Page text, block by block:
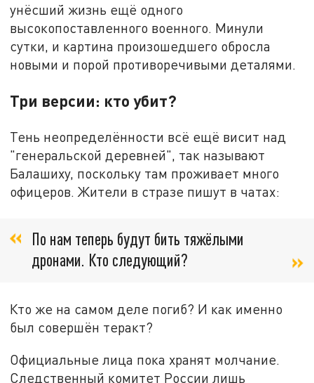
унёсший жизнь ещё одного
высокопоставленного военного. Минули
сутки, и картина произошедшего обросла
новыми и порой противоречивыми деталями.
Три версии: кто убит?
Тень неопределённости всё ещё висит над
"генеральской деревней", так называют
Балашиху, поскольку там проживает много
офицеров. Жители в стразе пишут в чатах:
По нам теперь будут бить тяжёлыми
дронами. Кто следующий?
Кто же на самом деле погиб? И как именно
был совершён теракт?
Официальные лица пока хранят молчание.
Следственный комитет России лишь